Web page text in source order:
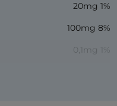
20mg 1%
100mg 8%
0,1mg 1%